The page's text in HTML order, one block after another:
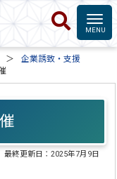
企業誘致・支援
最終更新日：2025年7月9日